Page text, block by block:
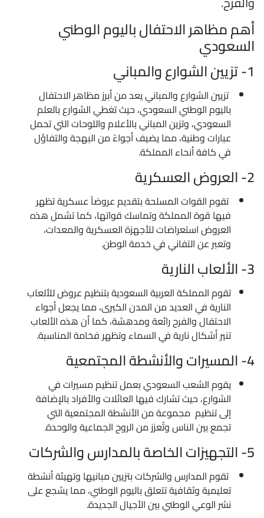
مظاهر الاحتفال باليوم الوطني
تزيين الشوارع والمباني يعد من أبرز مظاهر الاحتفال
باليوم الوطني السعودي، حيث تغطي الشوارع بالعلم
السعودي، وتزين المباني بالأعلام واللوحات التي تحمل
عبارات وطنية، مما يضيف أجواءً من البهجة والتفاؤل
في كافة أنحاء المملكة.
تقوم القوات المسلحة بتقديم عروضاً عسكرية تظهر
فيها قوة المملكة وتماسك قواتها، كما تشمل هذه
العروض استعراضات للأجهزة العسكرية والمعدات،
وتعبر عن التفاني في خدمة الوطن.
تقوم المملكة العربية السعودية بتنظيم عروض للألعاب
النارية في العديد من المدن الكبرى، مما يجعل أجواء
الاحتفال والفرح رائعة ومدهشة، كما أن هذه الألعاب
تنير أشكال نارية في السماء وتظهر فخامة المناسبة.
يقوم الشعب السعودي بعمل تنظيم مسيرات في
الشوارع، حيث تشارك فيها العائلات والأفراد بالإضافة
إلى تنظيم مجموعة من الأنشطة المجتمعية التي
تجمع بين الناس وتُعزز من الروح الجماعية والوحدة.
تقوم المدارس والشركات بتزيين مبانيها وتهيئة أنشطة
تعليمية وثقافية تتعلق باليوم الوطني، مما يشجع على
نشر الوعي الوطني بين الأجيال الجديدة.